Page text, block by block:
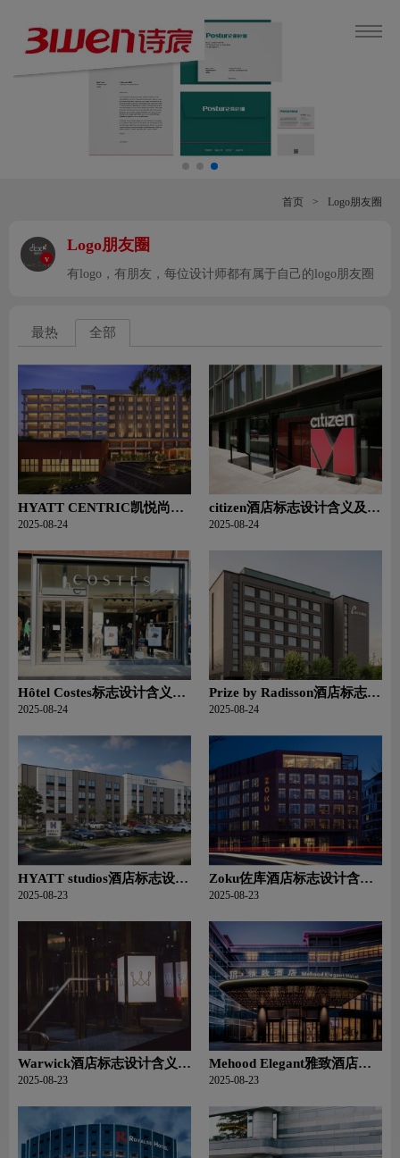
首页 > Logo朋友圈
v
Logo朋友圈
有logo，有朋友，每位设计师都有属于自己的logo朋友圈
最热 全部
HYATT CENTRIC凯悦尚萃
酒店标志设计含义及酒店品
2025-08-24
citizen酒店标志设计含义及酒
店品牌设计理念
2025-08-24
Hôtel Costes标志设计含义及
酒店品牌设计理念
2025-08-24
Prize by Radisson酒店标志设
计含义及酒店品牌设计理念
2025-08-24
HYATT studios酒店标志设计
含义及酒店品牌设计理念
2025-08-23
Zoku佐库酒店标志设计含义
及酒店品牌设计理念
2025-08-23
Warwick酒店标志设计含义及
酒店品牌设计理念
2025-08-23
Mehood Elegant雅致酒店标
志设计含义及酒店品牌设计
2025-08-23